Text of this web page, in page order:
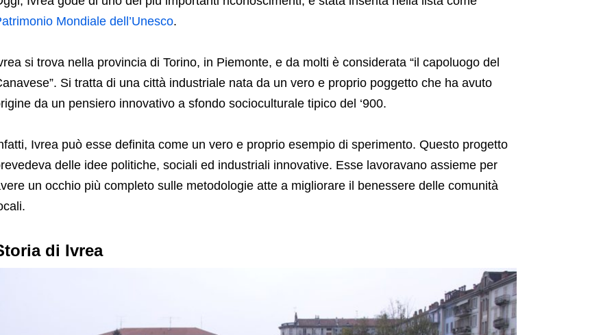
Mondiale dell’Unesco.
si trova nella provincia di Torino, in Piemonte, e da molti è considerata “il capoluogo del
Si tratta di una città industriale nata da un vero e proprio poggetto che ha avuto
da un pensiero innovativo a sfondo socioculturale tipico del ‘900.
Ivrea può esse definita come un vero e proprio esempio di sperimento. Questo progetto
delle idee politiche, sociali ed industriali innovative. Esse lavoravano assieme per
un occhio più completo sulle metodologie atte a migliorare il benessere delle comunità
di Ivrea